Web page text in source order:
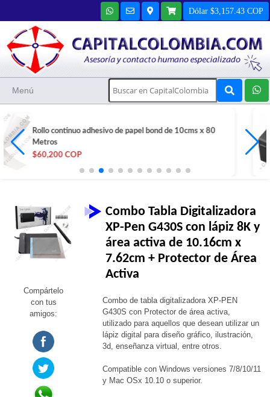
Dólar $3,157.43 COP
Menú
Impresora POS Térmica marca Epson TM-T20III
$713,400 COP
Compártelo
con tus
amigos:
Combo Tabla Digitalizadora
XP-Pen G430S con lápiz 8K y
área activa de 10.16cm x
7.62cm + Protector de Área
Activa
Combo de tabla digitalizadora XP-PEN
G430S con Protector de área activa,
utilizado para aquellos que desean utilizar un
lápiz digital para diseño gráfico, ilustración,
3d, enseñanza virtual, entre otros.
Compatible con Windows versiones 7/8/10/11
y Mac OSx 10.10 o superior.